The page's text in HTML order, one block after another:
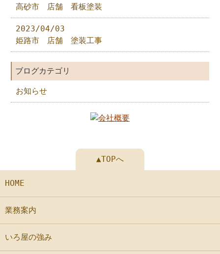
高砂市 店舗 看板塗装
2023/04/03
姫路市 店舗 塗装工事
ブログカテゴリ
お知らせ
▲TOPへ
HOME
業務案内
いろ屋の強み